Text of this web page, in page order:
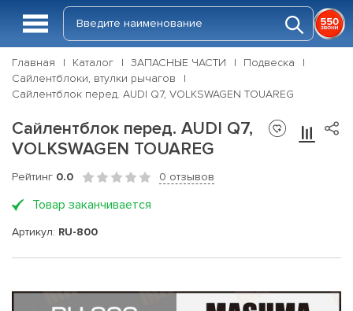
Главная Каталог ЗАПАСНЫЕ ЧАСТИ
Подвеска
Сайлентблоки, втулки рычагов
Сайлентблок перед. AUDI Q7, VOLKSWAGEN TOUAREG
Сайлентблок перед. AUDI Q7,
VOLKSWAGEN TOUAREG
Рейтинг 0.0 0 отзывов
Товар заканчивается
Артикул: RU-800